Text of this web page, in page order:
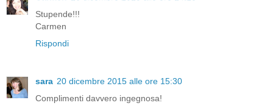
Stupende!!!
Carmen
Rispondi
sara 20 dicembre 2015 alle ore 15:30
Complimenti davvero ingegnosa!